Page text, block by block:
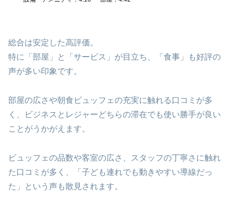
総合は安定した高評価。
特に「部屋」と「サービス」が目立ち、「食事」も好評の
声が多い印象です。
部屋の広さや朝食ビュッフェの充実に触れる口コミが多
く、ビジネスとレジャーどちらの滞在でも使い勝手が良い
ことがうかがえます。
ビュッフェの品数や客室の広さ、スタッフの丁寧さに触れ
た口コミが多く、「子ども連れでも動きやすい導線だっ
た」という声も散見されます。